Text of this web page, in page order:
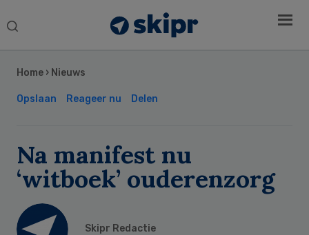
Search
Home › Nieuws
Opslaan Reageer nu Delen
Na manifest nu
‘witboek’ ouderenzorg
Skipr Redactie
Sidebar